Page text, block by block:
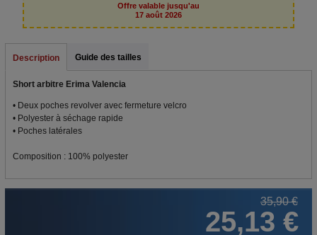
Offre valable jusqu'au
17 août 2026
Description Guide des tailles
Short arbitre Erima Valencia
• Deux poches revolver avec fermeture velcro
• Polyester à séchage rapide
• Poches latérales
Composition : 100% polyester
35,90 €
25,13 €